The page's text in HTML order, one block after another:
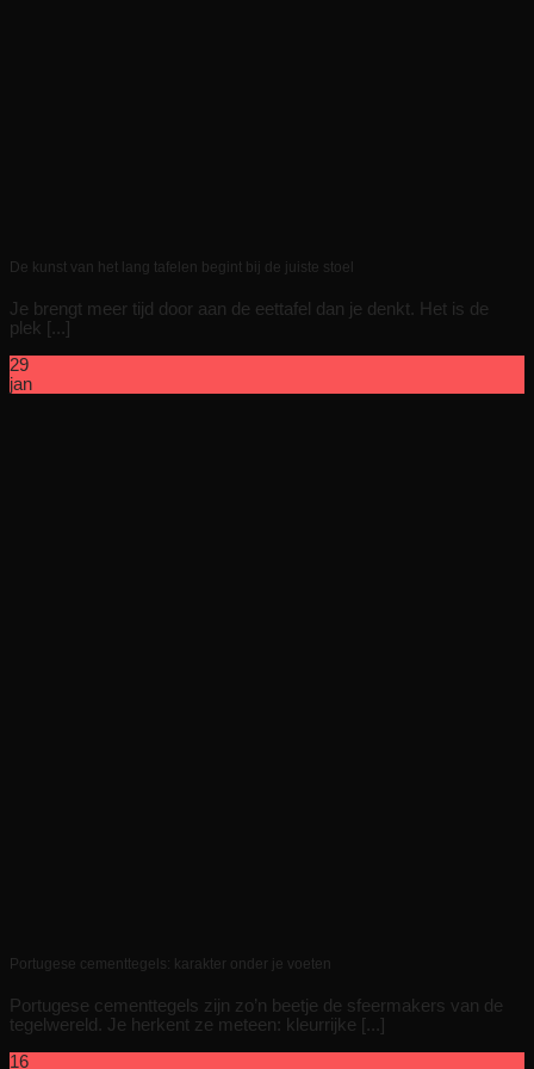
De kunst van het lang tafelen begint bij de juiste stoel
Je brengt meer tijd door aan de eettafel dan je denkt. Het is de
plek [...]
29
jan
Portugese cementtegels: karakter onder je voeten
Portugese cementtegels zijn zo’n beetje de sfeermakers van de
tegelwereld. Je herkent ze meteen: kleurrijke [...]
16